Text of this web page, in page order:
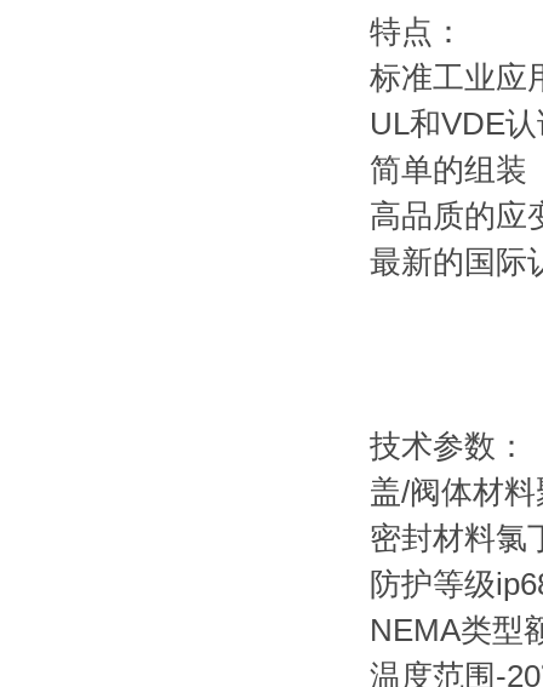
特点：
标准工业应
UL和VDE
简单的组装
高品质的应
最新的国际
技术参数：
盖/阀体材
密封材料氯
防护等级
NEMA类型
温度范围-